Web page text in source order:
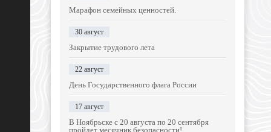
Марафон семейных ценностей.
30 август
Закрытие трудового лета
22 август
День Государственного флага России
17 август
В Ноябрьске с 20 августа по 20 сентября
пройдет месячник безопасности!